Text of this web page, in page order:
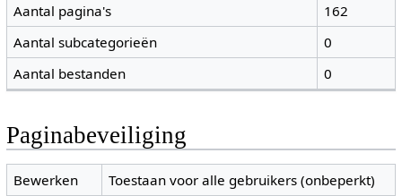
Aantal pagina's
162
Aantal subcategorieën
0
Aantal bestanden
0
Paginabeveiliging
Bewerken
Toestaan voor alle gebruikers (onbeperkt)